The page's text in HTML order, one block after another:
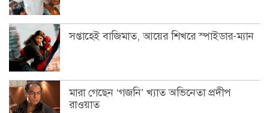
সপ্তাহেই বাজিমাত, আয়ের শিখরে স্পাইডার-ম্যান
মারা গেছেন ‘গজনি’ খ্যাত অভিনেতা প্রদীপ
রাওয়াত